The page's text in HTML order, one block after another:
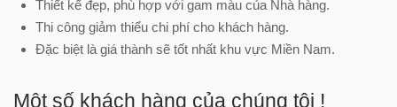
Thiết kế đẹp, phù hợp với gam màu của Nhà hàng.
Thi công giảm thiểu chi phí cho khách hàng.
Đặc biệt là giá thành sẽ tốt nhất khu vực Miền Nam.
Một số khách hàng của chúng tôi !